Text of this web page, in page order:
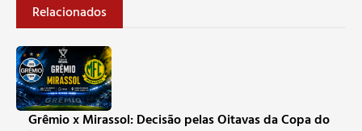
Relacionados
Grêmio x Mirassol: Decisão pelas Oitavas da Copa do